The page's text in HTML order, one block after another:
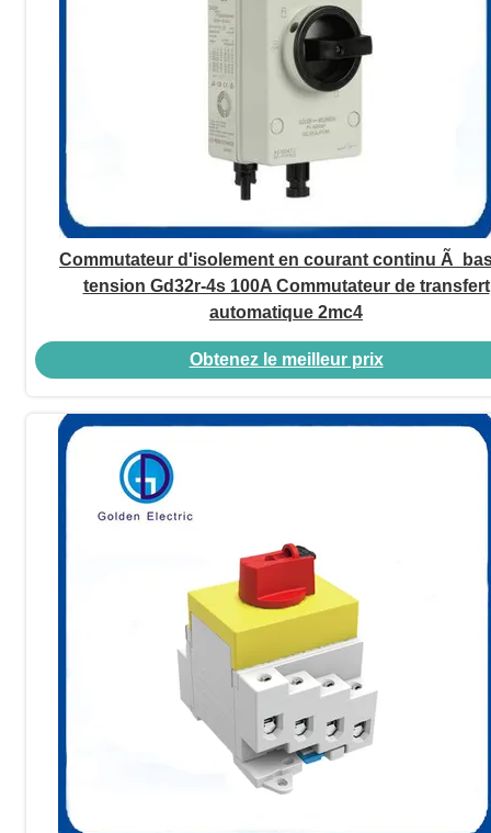
Commutateur d'isolement en courant continu Ã
tension Gd32r-4s 100A Commutateur de transfert
automatique 2mc4
Obtenez le meilleur prix